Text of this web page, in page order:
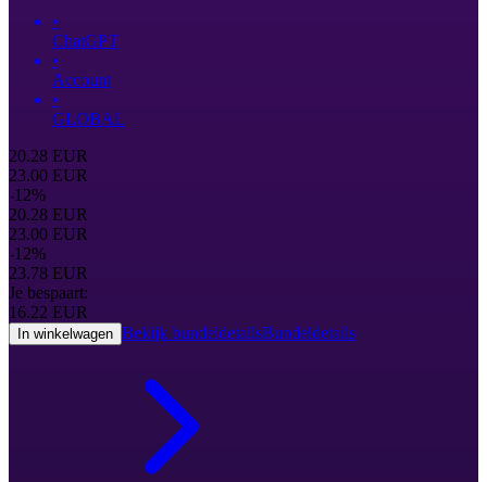
•
ChatGPT
•
Account
•
GLOBAL
20.28 EUR
23.00 EUR
-12%
20.28 EUR
23.00 EUR
-12%
23.78 EUR
Je bespaart:
16.22 EUR
In winkelwagen Bekijk bundeldetailsBundeldetails